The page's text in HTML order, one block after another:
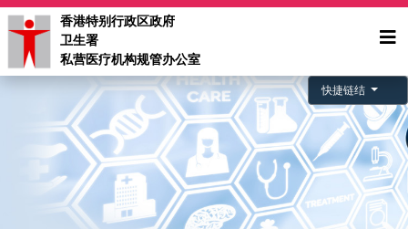
香港特别行政区政府
卫生署
私营医疗机构规管办公室
快捷链结